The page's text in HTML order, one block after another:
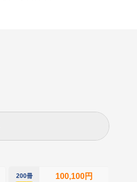
200冊 100,100円